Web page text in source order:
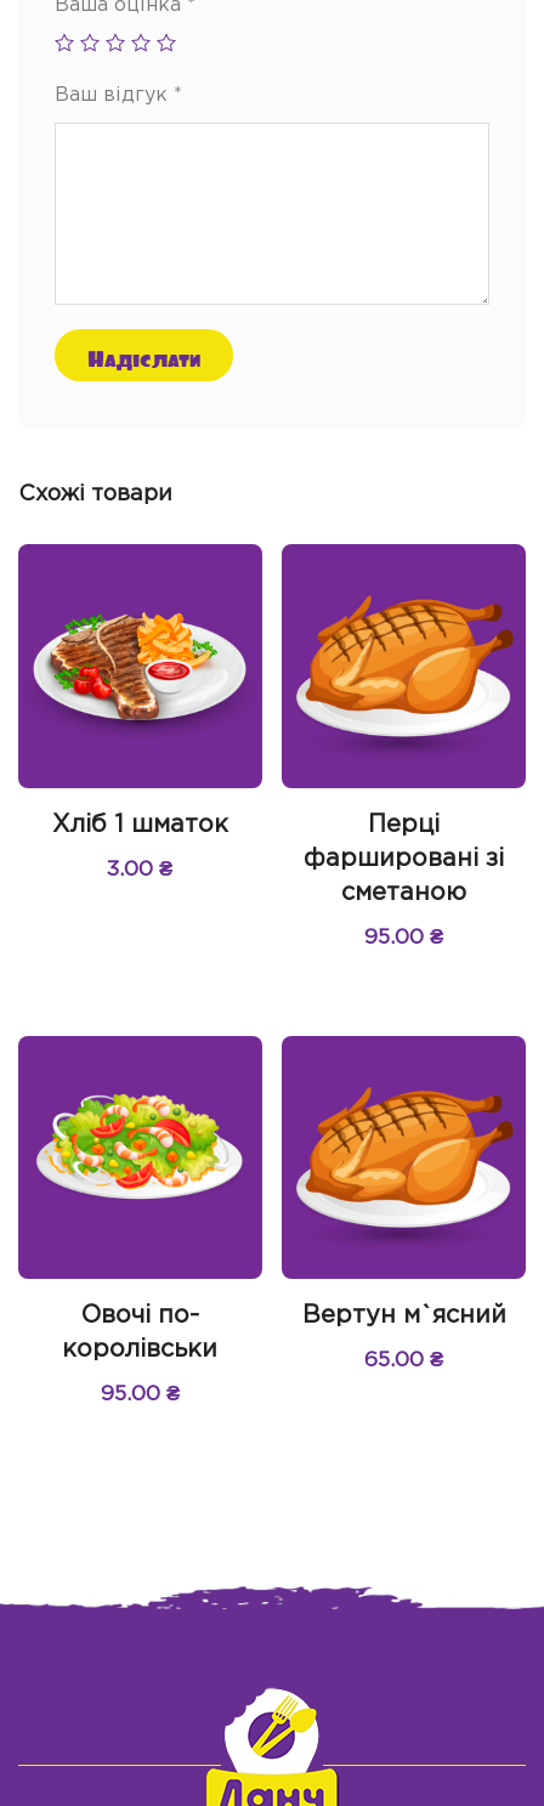
Ваша оцінка *
Ваш відгук *
Схожі товари
Хліб 1 шматок
3.00₴
Перці
фаршировані зі
сметаною
95.00₴
Овочі по-
королівськи
95.00 ₴
Вертун м`ясний
65.00₴